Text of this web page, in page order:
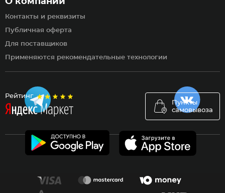
Рейтинг
Пункты
самовывоза
Контакты и реквизиты
Публичная оферта
Для поставщиков
Применяются рекомендательные технологии